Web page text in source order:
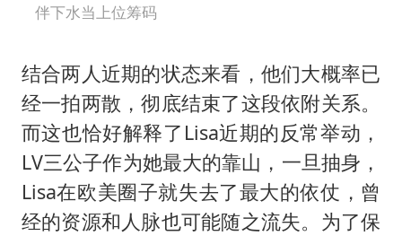
伴下水当上位筹码
结合两人近期的状态来看，他们大概率已
经一拍两散，彻底结束了这段依附关系。
而这也恰好解释了Lisa近期的反常举动，
LV三公子作为她最大的靠山，一旦抽身，
Lisa在欧美圈子就失去了最大的依仗，曾
经的资源和人脉也可能随之流失。为了保